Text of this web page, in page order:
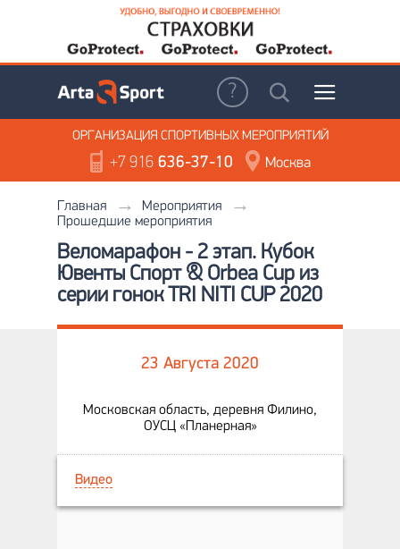
ОРГАНИЗАЦИЯ СПОРТИВНЫХ МЕРОПРИЯТИЙ
+7 916636-37-10 Москва
Главная
Мероприятия
Прошедшие мероприятия
Веломарафон - 2 этап. Кубок
Ювенты Спорт & Orbea Cup из
серии гонок TRI NITI CUP 2020
23 Августа 2020
Московская область, деревня Филино,
ОУСЦ «Планерная»
Видео